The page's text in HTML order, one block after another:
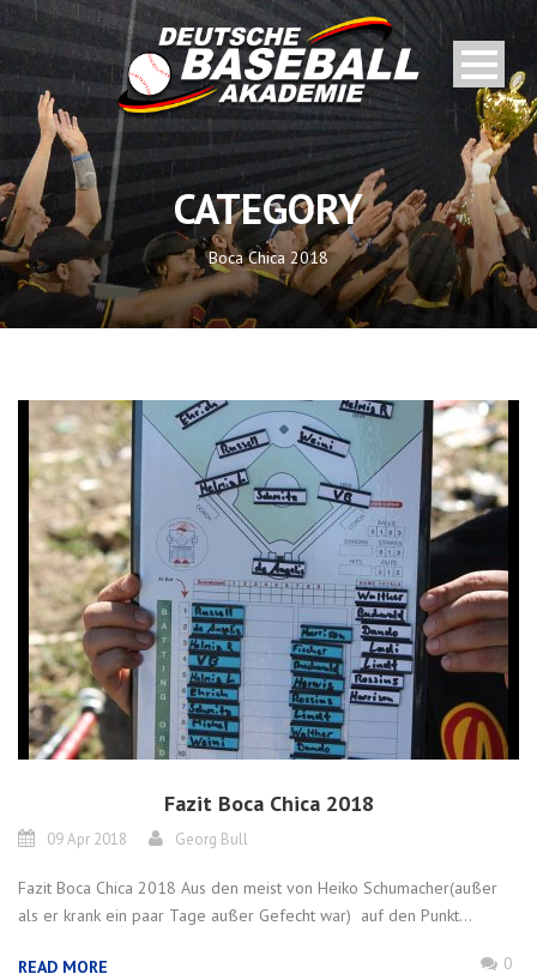
CATEGORY
Boca Chica 2018
Fazit Boca Chica 2018
09 Apr 2018 Georg Bull
Fazit Boca Chica 2018 Aus den meist von Heiko Schumacher(außer
als er krank ein paar Tage außer Gefecht war) auf den Punkt...
READ MORE 0